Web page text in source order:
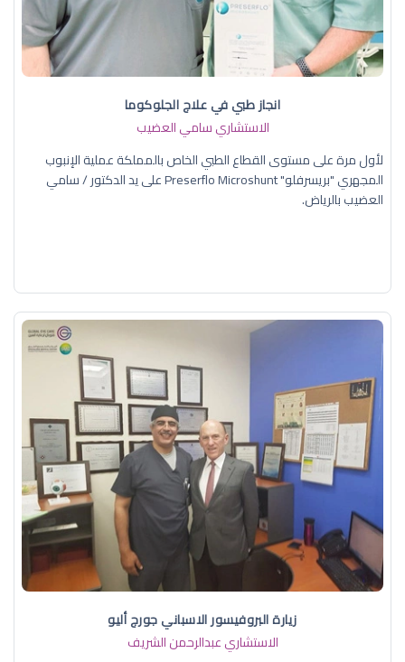
انجاز طبي في علاج الجلوكوما
الاستشاري سامي العضيب
لأول مرة على مستوى القطاع الطبي الخاص بالمملكة عملية الإنبوب
المجهري "بريسرفلو" Preserflo Microshunt على يد الدكتور / سامي
العضيب بالرياض.
زيارة البروفيسور الاسباني جورج أليو
الاستشاري عبدالرحمن الشريف